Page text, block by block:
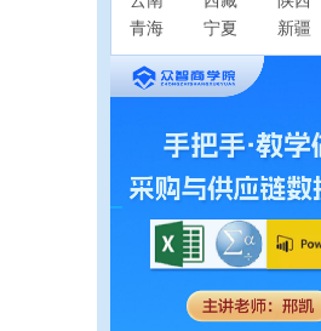
青海
宁夏 新疆